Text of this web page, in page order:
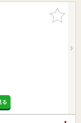
お気に入
りに追加
る